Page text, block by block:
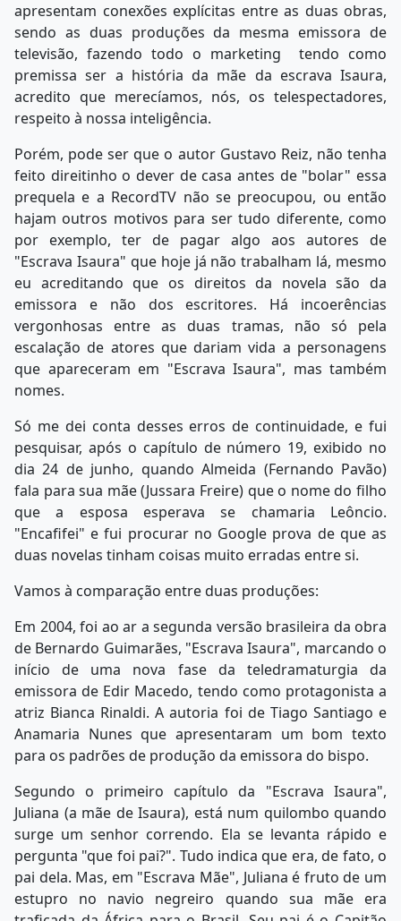
apresentam conexões explícitas entre as duas obras,
sendo as duas produções da mesma emissora de
televisão, fazendo todo o marketing tendo como
premissa ser a história da mãe da escrava Isaura,
acredito que merecíamos, nós, os telespectadores,
respeito à nossa inteligência.
Porém, pode ser que o autor Gustavo Reiz, não tenha
feito direitinho o dever de casa antes de "bolar" essa
prequela e a RecordTV não se preocupou, ou então
hajam outros motivos para ser tudo diferente, como
por exemplo, ter de pagar algo aos autores de
"Escrava Isaura" que hoje já não trabalham lá, mesmo
eu acreditando que os direitos da novela são da
emissora e não dos escritores. Há incoerências
vergonhosas entre as duas tramas, não só pela
escalação de atores que dariam vida a personagens
que apareceram em "Escrava Isaura", mas também
nomes.
Só me dei conta desses erros de continuidade, e fui
pesquisar, após o capítulo de número 19, exibido no
dia 24 de junho, quando Almeida (Fernando Pavão)
fala para sua mãe (Jussara Freire) que o nome do filho
que a esposa esperava se chamaria Leôncio.
"Encafifei" e fui procurar no Google prova de que as
duas novelas tinham coisas muito erradas entre si.
Vamos à comparação entre duas produções:
Em 2004, foi ao ar a segunda versão brasileira da obra
de Bernardo Guimarães, "Escrava Isaura", marcando o
início de uma nova fase da teledramaturgia da
emissora de Edir Macedo, tendo como protagonista a
atriz Bianca Rinaldi. A autoria foi de Tiago Santiago e
Anamaria Nunes que apresentaram um bom texto
para os padrões de produção da emissora do bispo.
Segundo o primeiro capítulo da "Escrava Isaura",
Juliana (a mãe de Isaura), está num quilombo quando
surge um senhor correndo. Ela se levanta rápido e
pergunta "que foi pai?". Tudo indica que era, de fato, o
pai dela. Mas, em "Escrava Mãe", Juliana é fruto de um
estupro no navio negreiro quando sua mãe era